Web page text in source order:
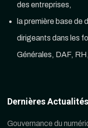
des entreprises,
la première base de
dirigeants dans les
Générales, DAF,
Dernières Actualités
Gouvernance du